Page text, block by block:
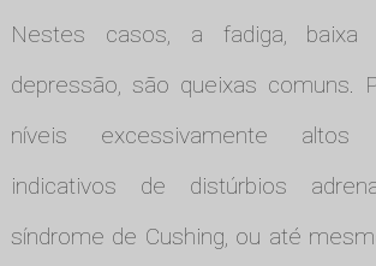
Nestes casos, a fadiga,
depressão, são queixas comuns.
níveis excessivamente
indicativos de distúrbios
síndrome de Cushing, ou até